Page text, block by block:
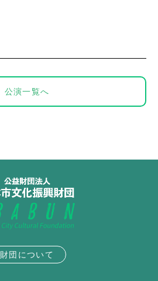
公演一覧へ
財団について